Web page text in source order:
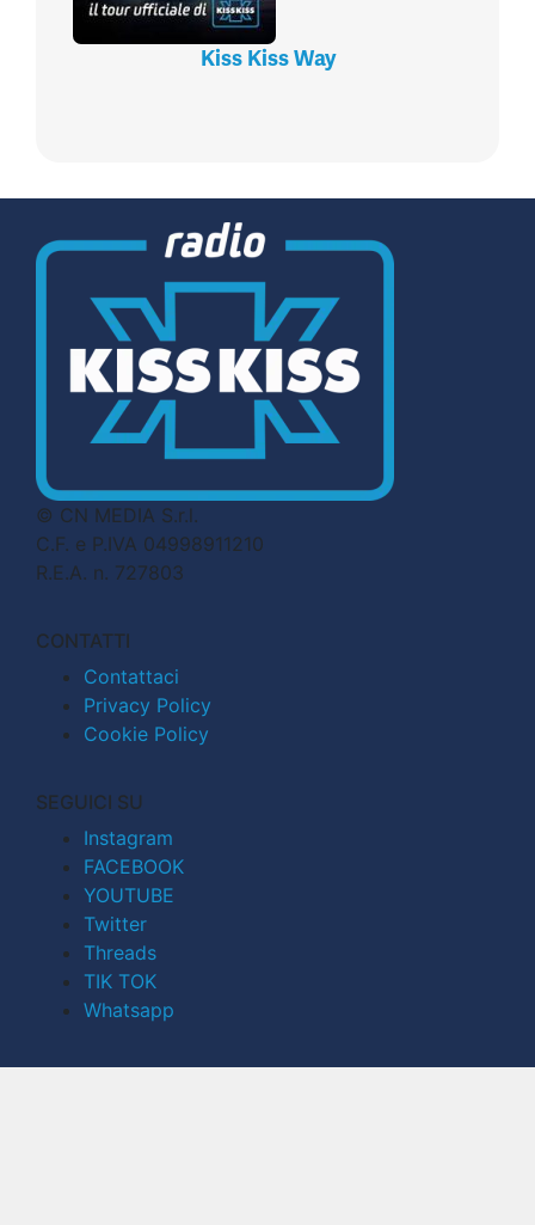
Kiss Kiss Way
© CN MEDIA S.r.l.
C.F. e P.IVA 04998911210
R.E.A. n. 727803
CONTATTI
Contattaci
Privacy Policy
Cookie Policy
SEGUICI SU
Instagram
FACEBOOK
YOUTUBE
Twitter
Threads
TIK TOK
Whatsapp